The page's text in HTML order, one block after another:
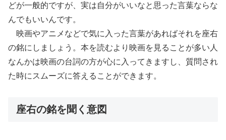
どが一般的ですが、実は自分がいいなと思った言葉ならな
んでもいいんです。
映画やアニメなどで気に入った言葉があればそれを座右
の銘にしましょう。本を読むより映画を見ることが多い人
なんかは映画の台詞の方が心に入ってきますし、質問され
た時にスムーズに答えることができます。
座右の銘を聞く意図